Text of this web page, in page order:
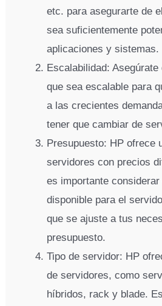
etc. para asegurarte de
sea suficientemente
aplicaciones y sistemas.
Escalabilidad:
que sea escalable para
a las crecientes
tener que cambiar de
Presupuesto: HP ofrece
servidores con precios
es importante
disponible para el
que se ajuste a tus
presupuesto.
Tipo de servidor: HP
de servidores, como
híbridos, rack y blade.